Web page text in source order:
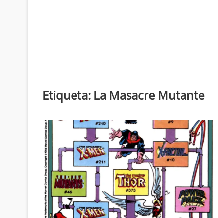
Etiqueta: La Masacre Mutante